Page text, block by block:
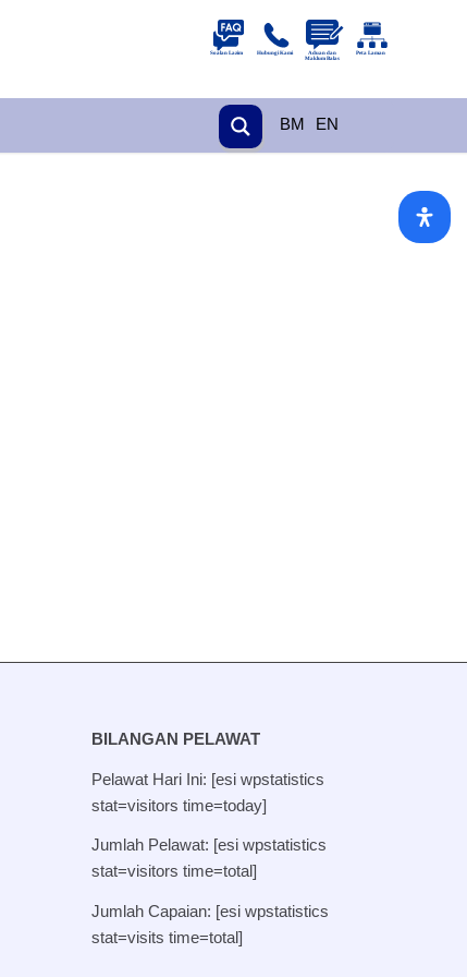
BM EN
BILANGAN PELAWAT
Pelawat Hari Ini: [esi wpstatistics
stat=visitors time=today]
Jumlah Pelawat: [esi wpstatistics
stat=visitors time=total]
Jumlah Capaian: [esi wpstatistics
stat=visits time=total]